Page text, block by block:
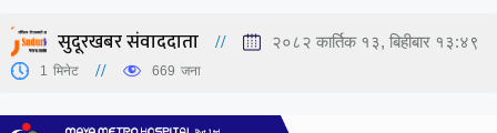
सुदूरखबर संवाददाता २०८२ कार्तिक १३, बिहीबार १३:४९
1 मिनेट 669 जना